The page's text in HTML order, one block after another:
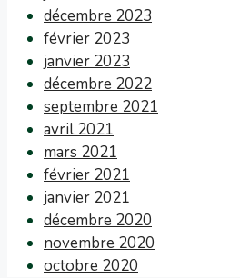
décembre 2023
février 2023
janvier 2023
décembre 2022
septembre 2021
avril 2021
mars 2021
février 2021
janvier 2021
décembre 2020
novembre 2020
octobre 2020